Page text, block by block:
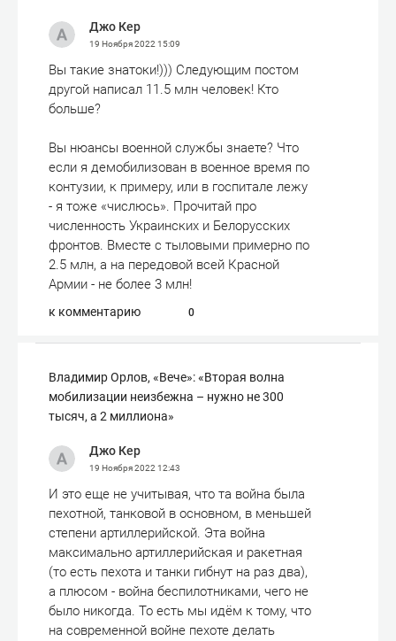
Джо Кер
19 Ноября 2022 15:09
Вы такие знатоки!))) Следующим постом
другой написал 11.5 млн человек! Кто
больше?
Вы нюансы военной службы знаете? Что
если я демобилизован в военное время по
контузии, к примеру, или в госпитале лежу
- я тоже «числюсь». Прочитай про
численность Украинских и Белорусских
фронтов. Вместе с тыловыми примерно по
2.5 млн, а на передовой всей Красной
Армии - не более 3 млн!
к комментарию 0
Владимир Орлов, «Вече»: «Вторая волна
мобилизации неизбежна – нужно не 300
тысяч, а 2 миллиона»
Джо Кер
19 Ноября 2022 12:43
И это еще не учитывая, что та война была
пехотной, танковой в основном, в меньшей
степени артиллерийской. Эта война
максимально артиллерийская и ракетная
(то есть пехота и танки гибнут на раз два),
а плюсом - война беспилотниками, чего не
было никогда. То есть мы идём к тому, что
на современной войне пехоте делать